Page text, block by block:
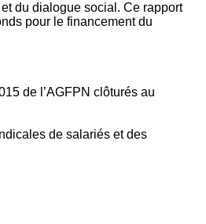
du dialogue social. Ce rapport
pour le financement du
de l’AGFPN clôturés au
de salariés et des